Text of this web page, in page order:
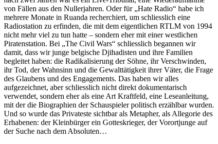
von Fällen aus den Nullerjahren. Oder für „Hate Radio“ habe ich
mehrere Monate in Ruanda recherchiert, um schliesslich eine
Radiostation zu erfinden, die mit dem eigentlichen RTLM von 1994
nicht mehr viel zu tun hatte – sondern eher mit einer westlichen
Piratenstation. Bei „The Civil Wars“ schliesslich begannen wir
damit, dass wir junge belgische Djihadisten und ihre Familien
begleitet haben: die Radikalisierung der Söhne, ihr Verschwinden,
ihr Tod, der Wahnsinn und die Gewalttätigkeit ihrer Väter, die Frage
des Glaubens und des Engagements. Das haben wir alles
aufgezeichnet, aber schliesslich nicht direkt dokumentarisch
verwendet, sondern eher als eine Art Kraftfeld, eine Leseanleitung,
mit der die Biographien der Schauspieler politisch erzählbar wurden.
Und so wurde das Privateste sichtbar als Metapher, als Allegorie des
Erhabenen: der Kleinbürger ein Gotteskrieger, der Vorortjunge auf
der Suche nach dem Absoluten…